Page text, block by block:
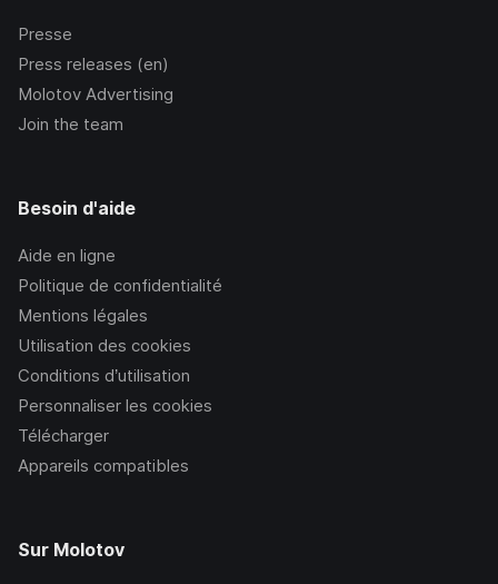
Presse
Press releases (en)
Molotov Advertising
Join the team
Besoin d'aide
Aide en ligne
Politique de confidentialité
Mentions légales
Utilisation des cookies
Conditions d’utilisation
Personnaliser les cookies
Télécharger
Appareils compatibles
Sur Molotov